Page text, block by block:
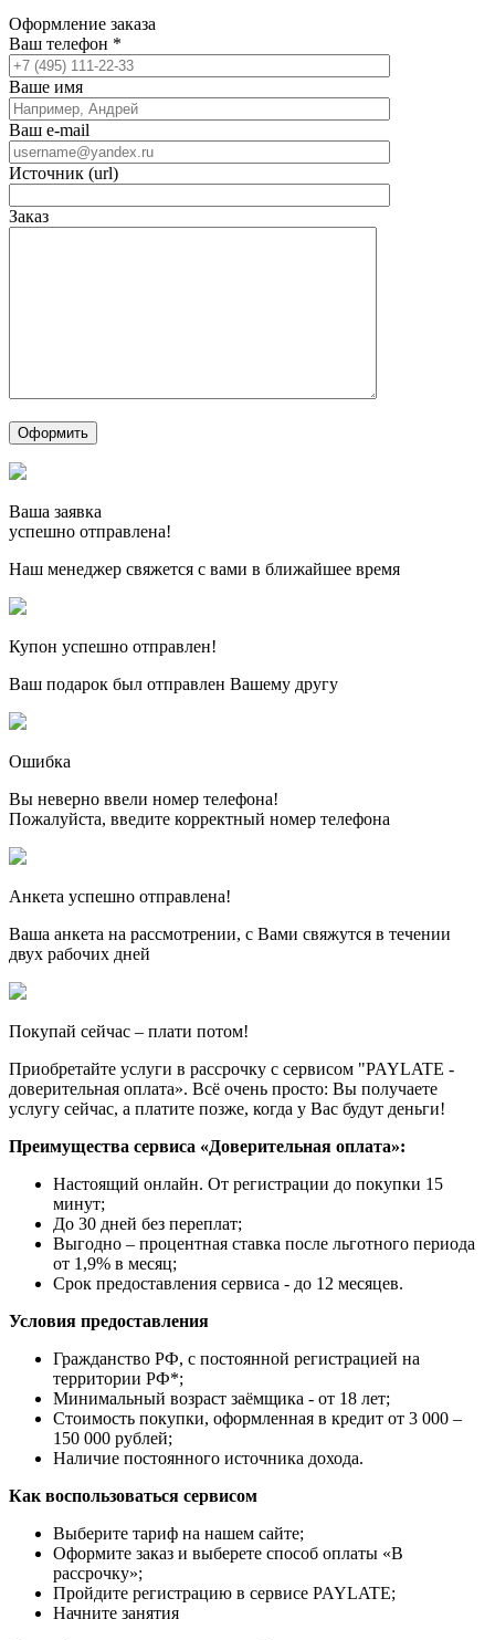
Оформление заказа
Ваш телефон *
Ваше имя
Ваш e-mail
Источник (url)
Заказ
Ваша заявка
успешно отправлена!
Наш менеджер свяжется с вами в ближайшее время
Купон успешно отправлен!
Ваш подарок был отправлен Вашему другу
Ошибка
Вы неверно ввели номер телефона!
Пожалуйста, введите корректный номер телефона
Анкета успешно отправлена!
Ваша анкета на рассмотрении, с Вами свяжутся в течении
двух рабочих дней
Покупай сейчас – плати потом!
Приобретайте услуги в рассрочку с сервисом "PAYLATE -
доверительная оплата». Всё очень просто: Вы получаете
услугу сейчас, а платите позже, когда у Вас будут деньги!
Преимущества сервиса «Доверительная оплата»:
Настоящий онлайн. От регистрации до покупки 15
минут;
До 30 дней без переплат;
Выгодно – процентная ставка после льготного периода
от 1,9% в месяц;
Срок предоставления сервиса - до 12 месяцев.
Условия предоставления
Гражданство РФ, с постоянной регистрацией на
территории РФ*;
Минимальный возраст заёмщика - от 18 лет;
Стоимость покупки, оформленная в кредит от 3 000 –
150 000 рублей;
Наличие постоянного источника дохода.
Как воспользоваться сервисом
Выберите тариф на нашем сайте;
Оформите заказ и выберете способ оплаты «В
рассрочку»;
Пройдите регистрацию в сервисе PAYLATE;
Начните занятия